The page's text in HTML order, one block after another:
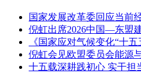
国家发展改革委回应当前
倪虹出席2026中国—东盟
《国家应对气候变化“十
倪虹会见欧盟委员会能源
十五载深耕践初心 实干担